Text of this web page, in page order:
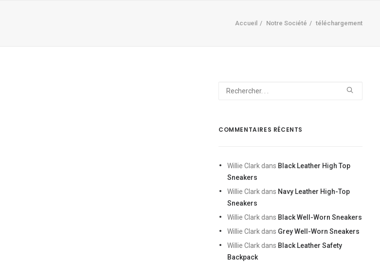
Accueil Notre Société téléchargement
COMMENTAIRES RÉCENTS
Willie Clark dans Black Leather High Top
Sneakers
Willie Clark dans Navy Leather High-Top
Sneakers
Willie Clark dans Black Well-Worn Sneakers
Willie Clark dans Grey Well-Worn Sneakers
Willie Clark dans Black Leather Safety
Backpack